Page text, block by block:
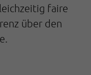
faire
über den